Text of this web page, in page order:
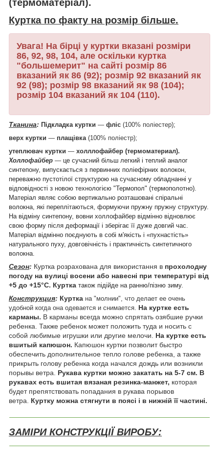
(термоматеріал).
Куртка по факту на розмір більше.
Увага! На бірці у куртки вказані розміри
86, 92, 98, 104, але оскільки куртка
"большемерит" на сайті розмір 86
вказаний як 86 (92); розмір 92 вказаний як
92 (98); розмір 98 вказаний як 98 (104);
розмір 104 вказаний як 104 (110).
Тканина: Підкладка куртки ― фліс (100% поліестер);
верх куртки ― плащівка (100% поліестр);
утеплювач куртки ― холллофайбер (термоматериал).
Холлофайбер ― це сучасний більш легкий і теплий аналог
синтепону, випускається з первинних поліефірних волокон,
переважно пустотілої структурою на сучасному обладнанні у
відповідності з новою технологією "Термопол" (термополотно).
Матеріал являє собою вертикально розташовані спіральні
волокна, які переплітаються, формуючи пружну пружну структуру.
На відміну синтепону, вовни холлофайбер відмінно відновлює
свою форму після деформації і зберігає її дуже довгий час.
Матеріал відмінно поєднують в собі м'якість і «пухнастість»
натурального пуху, довговічність і практичність синтетичного
волокна.
Сезон: Куртка розрахована для використання в прохолодну
погоду на вулиці восени або навесні при температурі від
+5 до +15°С. Куртка також підійде на ранню/пізню зиму.
Конструкция: Куртка на "молнии", что делает ее очень
удобной когда она одевается и снимается. На куртке есть
карманы. В карманы всегда можно спрятать озябшие ручки
ребенка. Также ребенок может положить туда и носить с
собой любимые игрушки или другие мелочи. На куртке есть
вшитый капюшон. Капюшон куртки позволит быстро
обеспечить дополнительное тепло голове ребенка, а также
прикрыть голову ребенка когда начался дождь или возникли
порывы ветра. Рукава куртки можно закатать на 5-7 см. В
рукавах есть вшитая вязаная резинка-манжет, которая
будет препятствовать попадания в рукава порывов
ветра. Куртку можна стягнути в поясі і в нижній її частині.
ЗАМІРИ КОНСТРУКЦІЇ ВИРОБУ: